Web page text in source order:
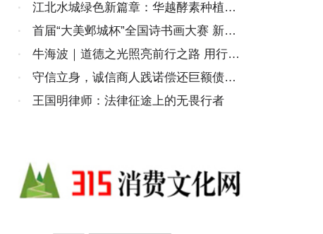
行者
·
江北水城绿色新篇章：华越酵素种植大
使李秀芳夫妇的领航之旅
·
首届“大美邺城杯”全国诗书画大赛 新闻
发布会在京举行
·
牛海波｜道德之光照亮前行之路 用行动
诠释责任与担当
·
守信立身，诚信商人践诺偿还巨额债务
——记“济南好人”段振宝
· 王国明律师：法律征途上的无畏行者